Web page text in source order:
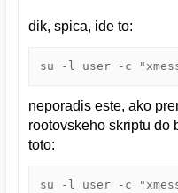
dik, spica, ide to:
su -l user -c
neporadis este, ako
rootovskeho skriptu do
toto:
su -l user -c